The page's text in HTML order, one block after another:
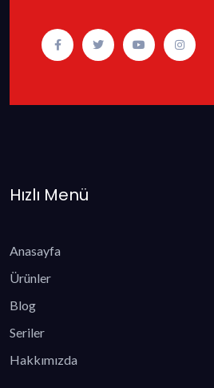
Hızlı Menü
Anasayfa
Ürünler
Blog
Seriler
Hakkımızda